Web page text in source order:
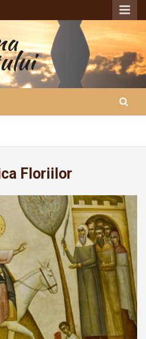
Floriilor